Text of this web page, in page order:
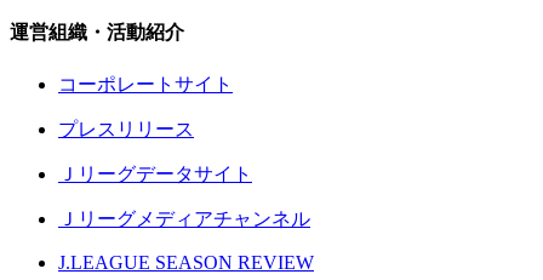
運営組織・活動紹介
コーポレートサイト
プレスリリース
Ｊリーグデータサイト
Ｊリーグメディアチャンネル
J.LEAGUE SEASON REVIEW